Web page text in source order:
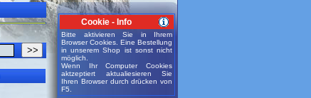
>>
Cookie - Info
Bitte aktivieren Sie in Ihrem
Browser Cookies. Eine Bestellung
in unserem Shop ist sonst nicht
möglich.
Wenn Ihr Computer Cookies
aktzeptiert aktualiesieren Sie
Ihren Browser durch drücken von
F5.